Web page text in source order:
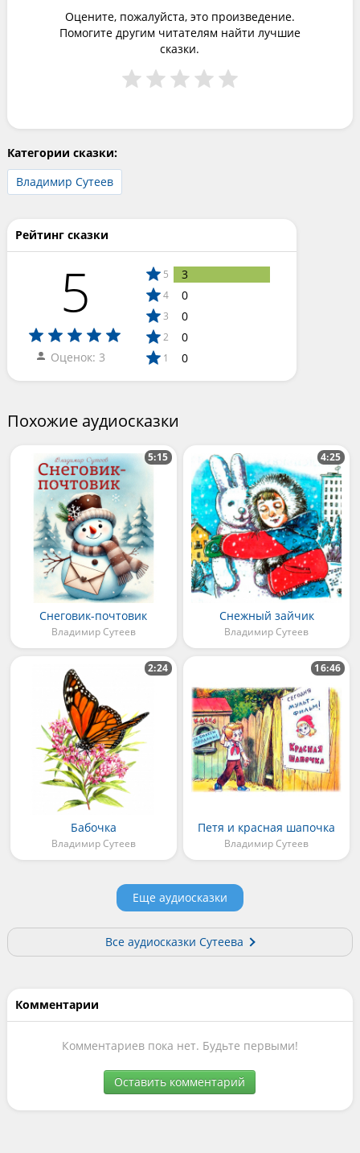
Оцените, пожалуйста, это произведение.
Помогите другим читателям найти лучшие
сказки.
Категории сказки:
Владимир Сутеев
Рейтинг сказки
5
Оценок: 3
5 3
4 0
3 0
2 0
1 0
Похожие аудиосказки
Снеговик-почтовик
Владимир Сутеев
5:15
Снежный зайчик
Владимир Сутеев
4:25
Бабочка
Владимир Сутеев
2:24
Петя и красная шапочка
Владимир Сутеев
16:46
Еще аудиосказки
Все аудиосказки Сутеева
Комментарии
Комментариев пока нет. Будьте первыми!
Оставить комментарий